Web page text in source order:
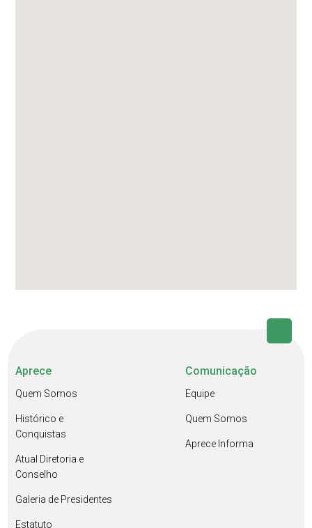
Aprece
Quem Somos
Histórico e
Conquistas
Atual Diretoria e
Conselho
Galeria de Presidentes
Estatuto
Comunicação
Equipe
Quem Somos
Aprece Informa